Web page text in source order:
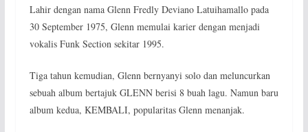
Lahir dengan nama Glenn Fredly Deviano Latuihamallo pada
30 September 1975, Glenn memulai karier dengan menjadi
vokalis Funk Section sekitar 1995.
Tiga tahun kemudian, Glenn bernyanyi solo dan meluncurkan
sebuah album bertajuk GLENN berisi 8 buah lagu. Namun baru
album kedua, KEMBALI, popularitas Glenn menanjak.